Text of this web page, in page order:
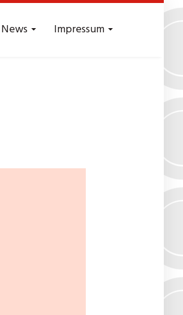
News Impressum